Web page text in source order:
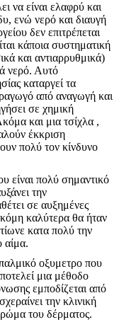
να είναι ελαφρύ και
ενώ νερό και διαυγή
δεν επιτρέπεται
κάποια συστηματική
και αντιαρρυθμικά)
νερό. Αυτό
καταργεί τα
από αναγωγή και
σε χημική
και μια τσίχλα ,
έκκριση
πολύ τον κίνδυνο
είναι πολύ σημαντικό
την
σε αυξημένες
καλύτερα θα ήταν
κατα πολύ την
αίμα.
οξυμετρο που
μια μέθοδο
εμποδίζεται από
την κλινική
του δέρματος.